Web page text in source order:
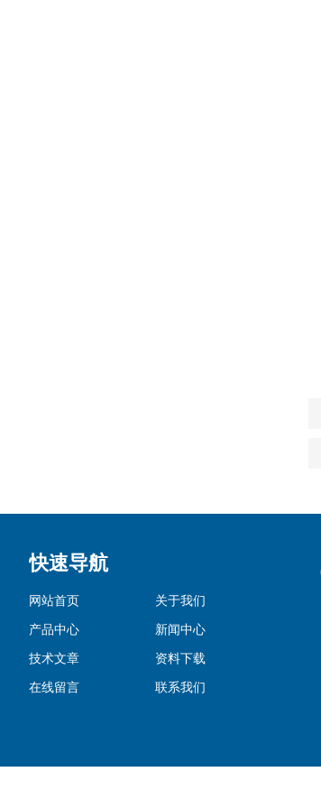
快速导航
网站首页
关于我们
产品中心
新闻中心
技术文章
资料下载
在线留言
联系我们